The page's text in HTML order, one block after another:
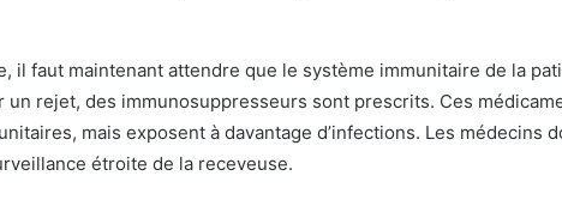
il faut maintenant attendre que le système immunitaire de la
un rejet, des immunosuppresseurs sont prescrits. Ces
mais exposent à davantage d’infections. Les médecins
étroite de la receveuse.